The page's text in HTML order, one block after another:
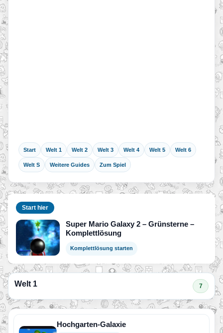
Start Welt 1 Welt 2 Welt 3 Welt 4 Welt 5 Welt 6
Welt S Weitere Guides Zum Spiel
Start hier
Super Mario Galaxy 2 – Grünsterne –
Komplettlösung
Komplettlösung starten
Welt 1 7
Hochgarten-Galaxie